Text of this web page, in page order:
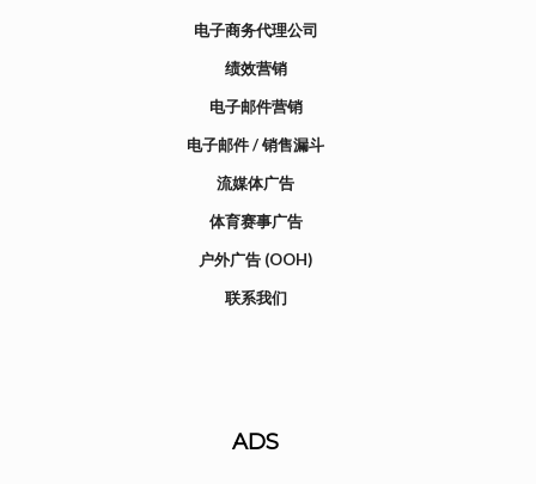
电子商务代理公司
绩效营销
电子邮件营销
电子邮件 / 销售漏斗
流媒体广告
体育赛事广告
户外广告 (OOH)
联系我们
ADS